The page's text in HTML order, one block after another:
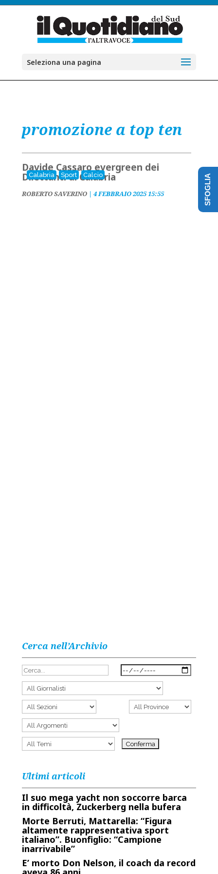
Seleziona una pagina
promozione a top ten
Calabria Sport Calcio
Davide Cassaro evergreen dei
Dilettanti di Calabria
ROBERTO SAVERINO| 4 FEBBRAIO 2025 15:55
Cerca nell’Archivio
Ultimi articoli
Il suo mega yacht non soccorre barca
in difficoltà, Zuckerberg nella bufera
Morte Berruti, Mattarella: “Figura
altamente rappresentativa sport
italiano”. Buonfiglio: “Campione
inarrivabile”
E’ morto Don Nelson, il coach da record
SFOGLIA